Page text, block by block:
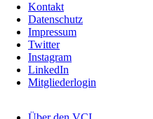
Kontakt
Datenschutz
Impressum
Twitter
Instagram
LinkedIn
Mitgliederlogin